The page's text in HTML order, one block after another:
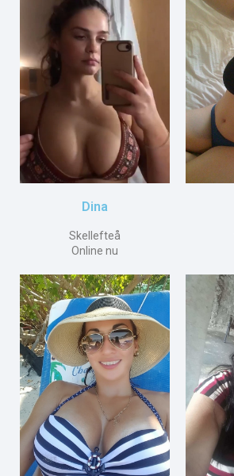
Dina
Skellefteå
Online nu